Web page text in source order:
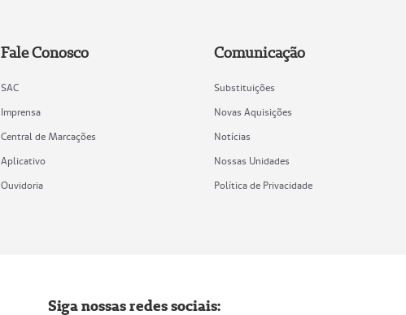
Fale Conosco
SAC
Imprensa
Central de Marcações
Aplicativo
Ouvidoria
Comunicação
Substituições
Novas Aquisições
Notícias
Nossas Unidades
Política de Privacidade
Siga nossas redes sociais: